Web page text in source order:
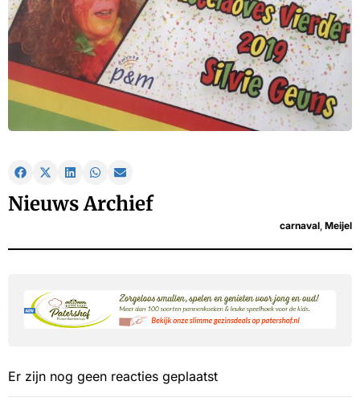
Nieuws Archief
carnaval, Meijel
Er zijn nog geen reacties geplaatst